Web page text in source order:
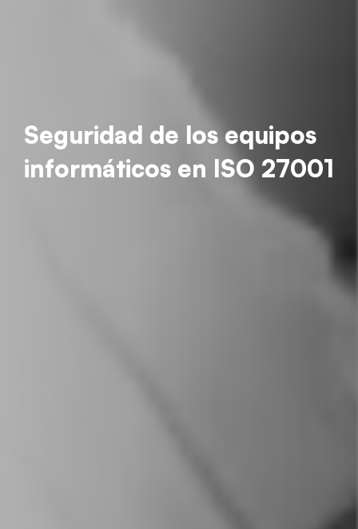
Seguridad de los equipos
informáticos en ISO 27001